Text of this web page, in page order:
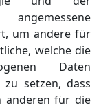
um andere für
welche die
Daten
setzen, dass
anderen für die